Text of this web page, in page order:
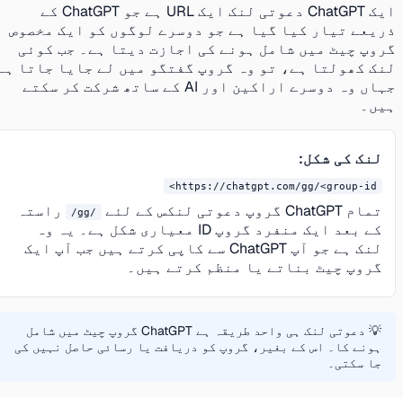
ایک ChatGPT دعوتی لنک ایک URL ہے جو ChatGPT کے
ذریعے تیار کیا گیا ہے جو دوسرے لوگوں کو ایک مخصوص
گروپ چیٹ میں شامل ہونے کی اجازت دیتا ہے۔ جب کوئی
لنک کھولتا ہے، تو وہ گروپ گفتگو میں لے جایا جاتا ہے
جہاں وہ دوسرے اراکین اور AI کے ساتھ شرکت کر سکتے
ہیں۔
لنک کی شکل:
https://chatgpt.com/gg/<group-id>
تمام ChatGPT گروپ دعوتی لنکس کے لئے
راستہ
کے بعد ایک منفرد گروپ ID معیاری شکل ہے۔ یہ وہ
لنک ہے جو آپ ChatGPT سے کاپی کرتے ہیں جب آپ ایک
گروپ چیٹ بناتے یا منظم کرتے ہیں۔
💡 دعوتی لنک ہی واحد طریقہ ہے ChatGPT گروپ چیٹ میں شامل
ہونے کا۔ اس کے بغیر، گروپ کو دریافت یا رسائی حاصل نہیں کی
جا سکتی۔